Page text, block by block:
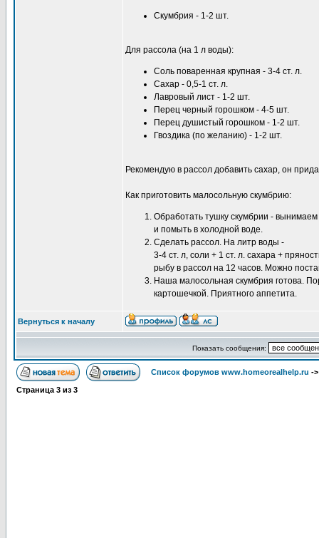
Скумбрия - 1-2 шт.
Для рассола (на 1 л воды):
Соль поваренная крупная - 3-4 ст. л.
Сахар - 0,5-1 ст. л.
Лавровый лист - 1-2 шт.
Перец черный горошком - 4-5 шт.
Перец душистый горошком - 1-2 шт.
Гвоздика (по желанию) - 1-2 шт.
Рекомендую в рассол добавить сахар, он
Как приготовить малосольную скумбрию:
Обработать тушку скумбрии -
и помыть в холодной воде.
Сделать рассол. На литр воды -
3-4 ст. л, соли + 1 ст. л. сахара +
рыбу в рассол на 12 часов. Можно
Наша малосольная скумбрия готова.
картошечкой. Приятного аппетита.
Вернуться к началу
Показать сообщения:
Список форумов www.homeorealhelp.ru -
Страница 3 из 3